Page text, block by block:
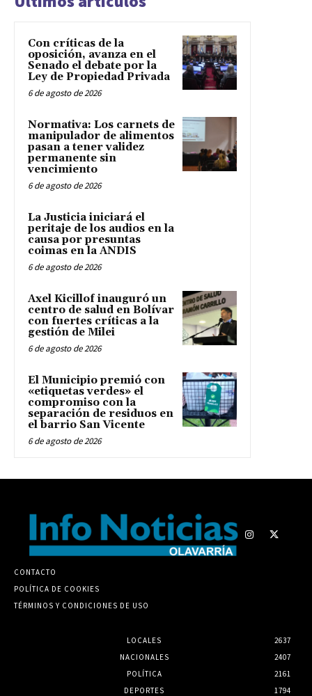
Con críticas de la
oposición, avanza en el
Senado el debate por la
Ley de Propiedad Privada
6 de agosto de 2026
Normativa: Los carnets de
manipulador de alimentos
pasan a tener validez
permanente sin
vencimiento
6 de agosto de 2026
La Justicia iniciará el
peritaje de los audios en la
causa por presuntas
coimas en la ANDIS
6 de agosto de 2026
Axel Kicillof inauguró un
centro de salud en Bolívar
con fuertes críticas a la
gestión de Milei
6 de agosto de 2026
El Municipio premió con
«etiquetas verdes» el
compromiso con la
separación de residuos en
el barrio San Vicente
6 de agosto de 2026
CONTACTO
POLÍTICA DE COOKIES
TÉRMINOS Y CONDICIONES DE USO
LOCALES
2637
NACIONALES
2407
POLÍTICA
2161
DEPORTES
1794